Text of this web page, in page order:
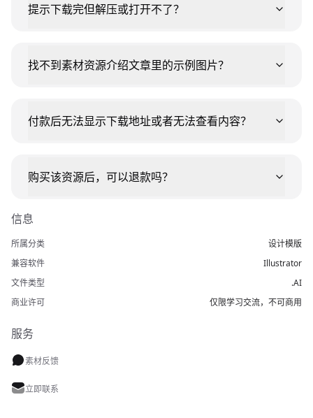
提示下载完但解压或打开不了？
找不到素材资源介绍文章里的示例图片？
付款后无法显示下载地址或者无法查看内容？
购买该资源后，可以退款吗？
信息
所属分类
设计模版
兼容软件
Illustrator
文件类型
.AI
商业许可
仅限学习交流，不可商用
服务
素材反馈
立即联系